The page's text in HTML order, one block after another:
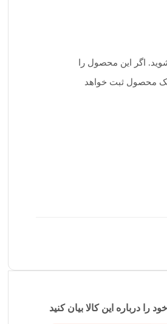
اگر این محصول را
محصول ثبت خواهد
را درباره این کالا بیان کنید